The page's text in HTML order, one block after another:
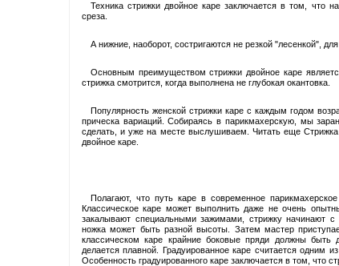
Техника стрижки двойное каре заключается в том, что
среза.
А нижние, наоборот, состригаются не резкой "лесенкой",
Основным преимуществом стрижки двойное каре
стрижка смотрится, когда выполнена не глубокая окантовка.
Популярность женской стрижки каре с каждым годом
прическа вариаций. Собираясь в парикмахерскую, мы
сделать, и уже на месте выслушиваем. Читать еще
двойное каре.
Полагают, что путь каре в современное
Классическое каре может выполнить даже не очень
закалывают специальными зажимами, стрижку начинают
ножка может быть разной высоты. Затем мастер
классическом каре крайние боковые пряди должны
делается плавной. Градуированное каре считается одним
Особенность градуированного каре заключается в том, что